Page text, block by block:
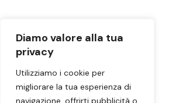
Diamo valore alla tua
privacy
Utilizziamo i cookie per
migliorare la tua esperienza di
navigazione, offrirti pubblicità o